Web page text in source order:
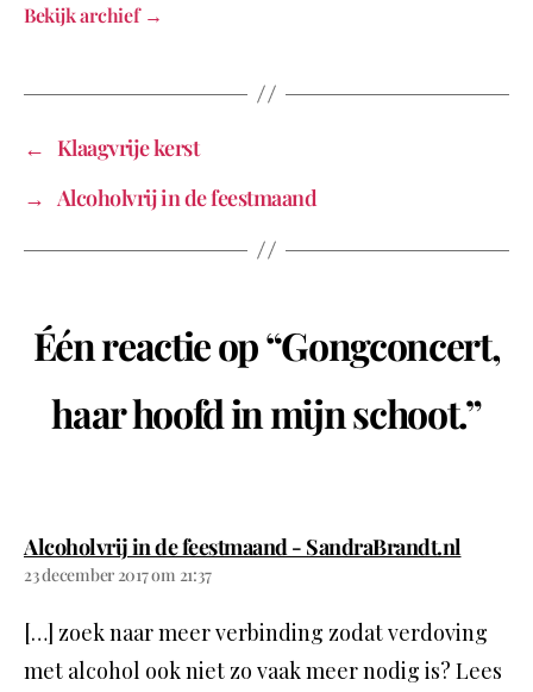
Bekijk archief →
← Klaagvrije kerst
→ Alcoholvrij in de feestmaand
Één reactie op “Gongconcert,
haar hoofd in mijn schoot.”
Alcoholvrij in de feestmaand - SandraBrandt.nl
23 december 2017 om 21:37
[…] zoek naar meer verbinding zodat verdoving
met alcohol ook niet zo vaak meer nodig is? Lees